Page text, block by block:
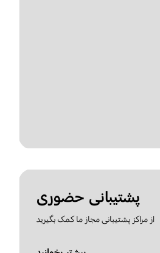
پشتیبانی حضوری
از مراکز پشتیبانی مجاز ما کمک بگیرید